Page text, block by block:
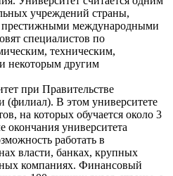
учреждений страны,
престижными международными
специалистов по
техническим,
некоторым другим
при Правительстве
(филиал). В этом университете
на которых обучается около 3
окончания университета
работать в
власти, банках, крупных
компаниях. Финансовый